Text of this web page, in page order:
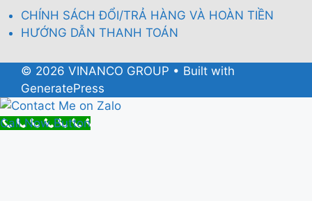
CHÍNH SÁCH ĐỔI/TRẢ HÀNG VÀ HOÀN TIỀN
HƯỚNG DẪN THANH TOÁN
© 2026 VINANCO GROUP • Built with
GeneratePress
Call Now Button